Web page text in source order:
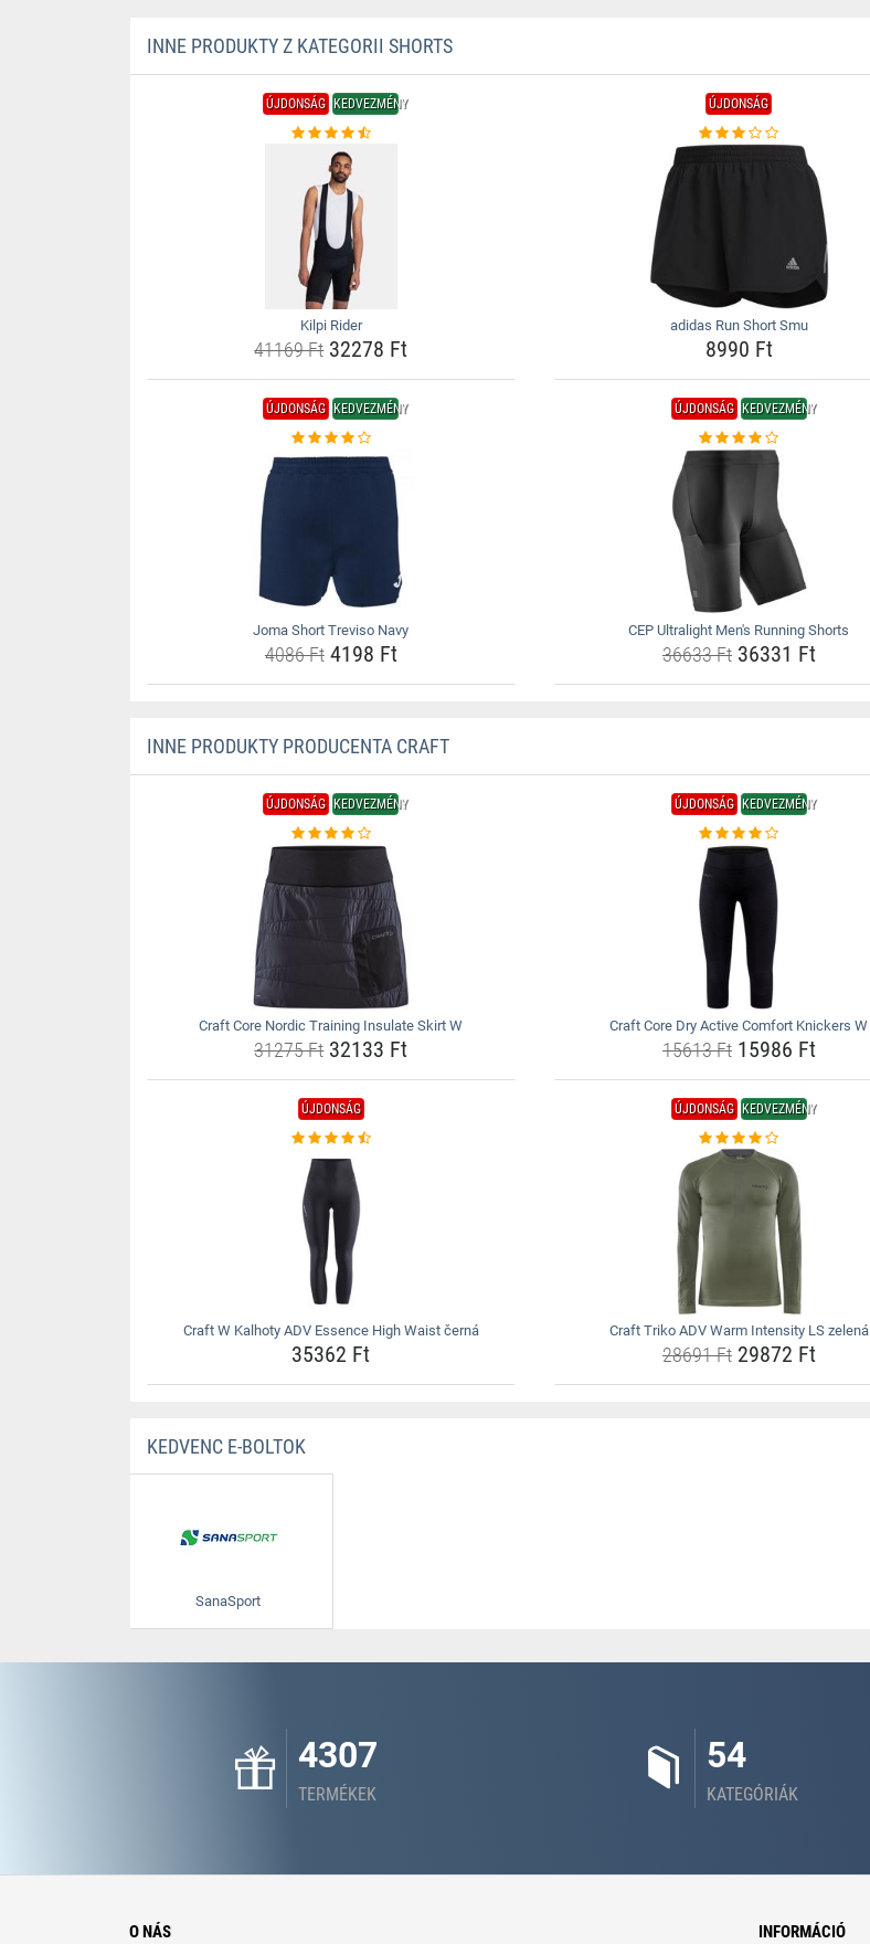
INNE PRODUKTY Z KATEGORII SHORTS
ÚJDONSÁG KEDVEZMÉNY
Kilpi Rider
41169 Ft32278 Ft
ÚJDONSÁG
adidas Run Short Smu
8990 Ft
ÚJDONSÁG KEDVEZMÉNY
Joma Short Treviso Navy
4086 Ft4198 Ft
ÚJDONSÁG KEDVEZMÉNY
CEP Ultralight Men's Running Shorts
36633 Ft36331 Ft
INNE PRODUKTY PRODUCENTA CRAFT
ÚJDONSÁG KEDVEZMÉNY
Craft Core Nordic Training Insulate Skirt W
31275 Ft32133 Ft
ÚJDONSÁG KEDVEZMÉNY
Craft Core Dry Active Comfort Knickers W
15613 Ft15986 Ft
ÚJDONSÁG
Craft W Kalhoty ADV Essence High Waist černá
35362 Ft
ÚJDONSÁG KEDVEZMÉNY
Craft Triko ADV Warm Intensity LS zelená
28691 Ft29872 Ft
KEDVENC E-BOLTOK
SanaSport
4307
TERMÉKEK
54
KATEGÓRIÁK
O NÁS INFORMÁCIÓ